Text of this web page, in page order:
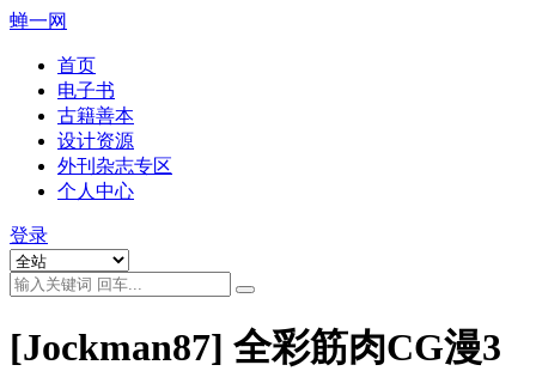
蝉一网
首页
电子书
古籍善本
设计资源
外刊杂志专区
个人中心
登录
[Jockman87] 全彩筋肉CG漫3